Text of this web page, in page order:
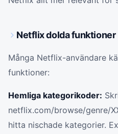
Netflix dolda funktioner
Många Netflix-användare
funktioner:
Hemliga kategorikoder:
netflix.com/browse/genre/
hitta nischade kategorier.